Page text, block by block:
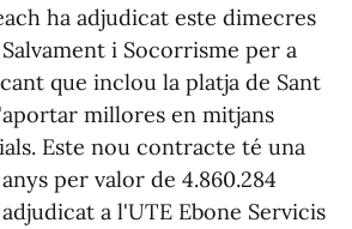
ha adjudicat este dimecres
i Socorrisme per a
que inclou la platja de Sant
millores en mitjans
Este nou contracte té una
per valor de 4.860.284
a l'UTE Ebone Servicis